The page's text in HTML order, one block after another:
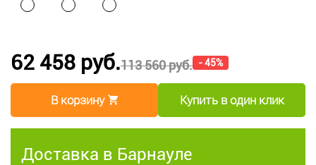
113 560 руб. - 45%
62 458 руб.
В корзину Купить в один клик
Доставка в Барнауле